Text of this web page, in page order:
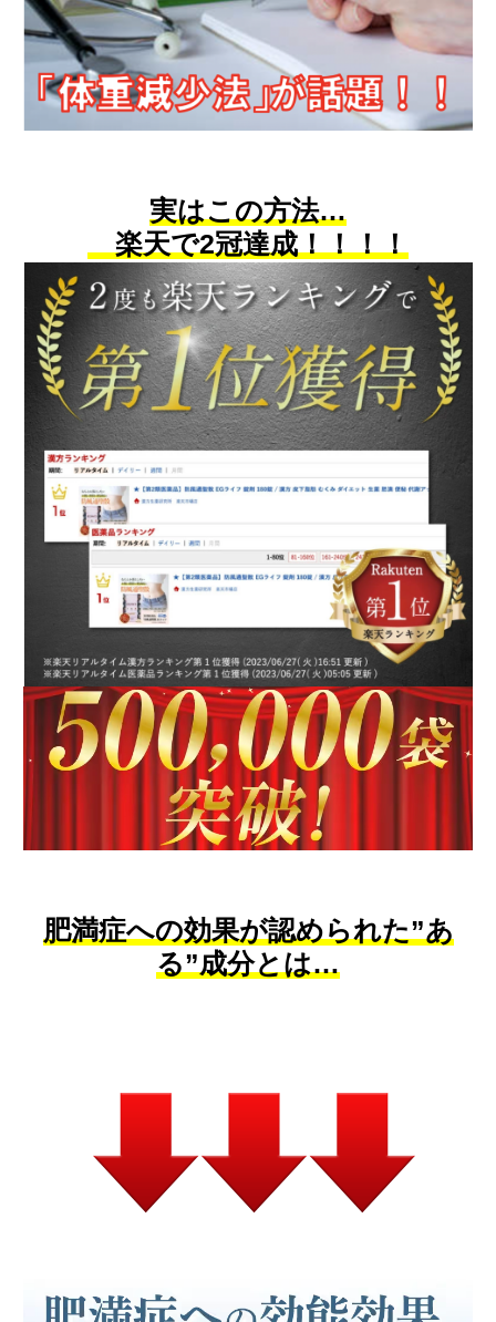
実はこの方法…
楽天で2冠達成！！
！！
肥満症への効果が認められた”あ
る”成分とは…